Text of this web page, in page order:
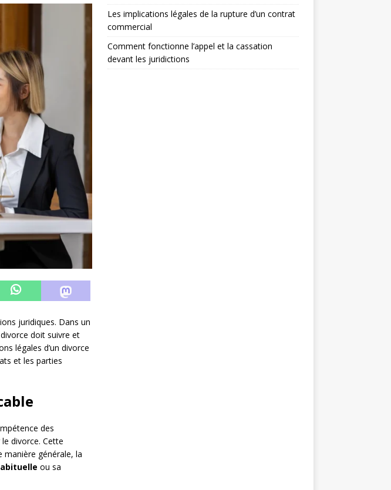
juridiques. Dans un
doit suivre et
légales d’un divorce
et les parties
des
divorce. Cette
manière générale, la
ou sa
Les implications légales de la rupture d’un contrat
commercial
Comment fonctionne l’appel et la cassation
devant les juridictions